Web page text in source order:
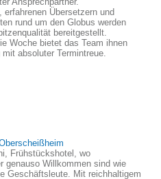
Übersetzern und
rund um den Globus werden
bereitgestellt.
Woche bietet das Team ihnen
absoluter Termintreue.
Frühstückshotel, wo
genauso Willkommen sind wie
Geschäftsleute. Mit reichhaltigem